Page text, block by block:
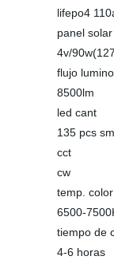
lifepo4
panel solar
4v/
flujo
8500lm
led cant
135 pcs
cct
cw
temp. color
6500-
tiempo de
4-6 horas